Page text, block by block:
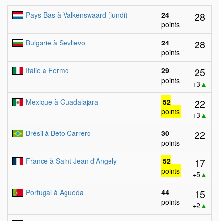
Pays-Bas à Valkenswaard (lundi)
24
points
28
Bulgarie à Sevlievo
24
points
28
Italie à Fermo
29
points
25
+3 ▲
Mexique à Guadalajara
52
points
22
+3 ▲
Brésil à Beto Carrero
30
points
22
France à Saint Jean d'Angely
52
points
17
+5▲
Portugal à Agueda
44
points
15
+2 ▲